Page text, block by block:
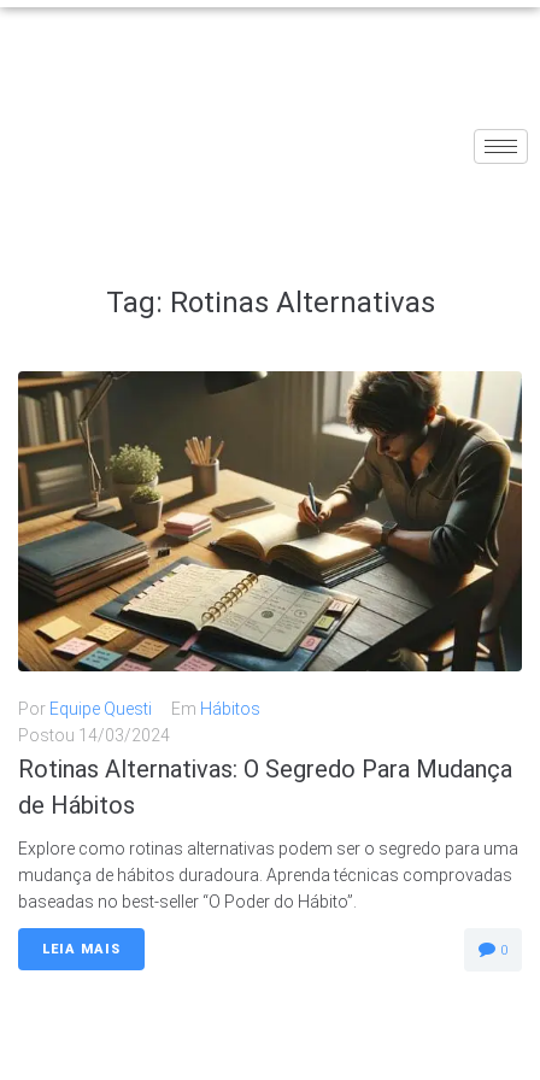
Tag: Rotinas Alternativas
Por Equipe Questi Em Hábitos
Postou 14/03/2024
Rotinas Alternativas: O Segredo Para Mudança
de Hábitos
Explore como rotinas alternativas podem ser o segredo para uma
mudança de hábitos duradoura. Aprenda técnicas comprovadas
baseadas no best-seller “O Poder do Hábito”.
LEIA MAIS 0